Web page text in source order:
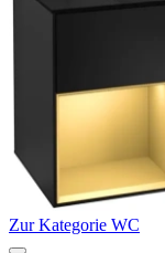
Zur Kategorie WC